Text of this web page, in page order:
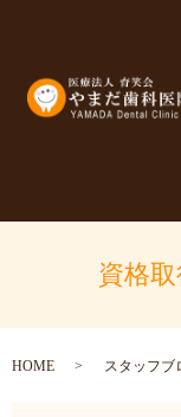
資格
HOME スタッフブ